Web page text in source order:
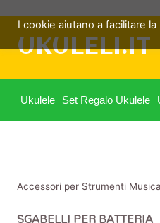
contenuto
UKULELI.IT
Ukulele Set Regalo Ukulele
Accessori per Strumenti
SGABELLI PER BATTERIA
I cookie aiutano a facilitare